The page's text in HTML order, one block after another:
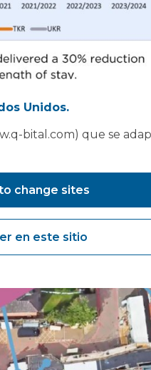
fundamental que no se
Unidos.
bital.com) que se
change sites
en este sitio